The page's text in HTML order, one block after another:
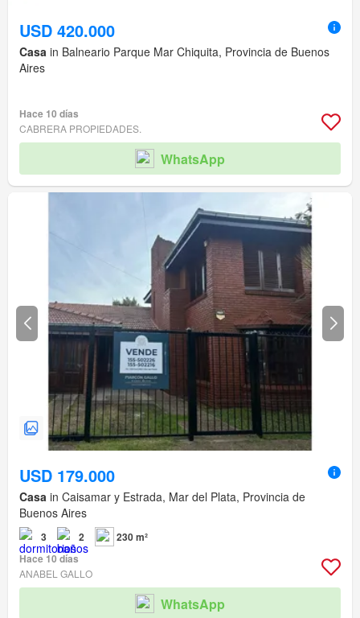
USD 420.000
Casa in Balneario Parque Mar Chiquita, Provincia de Buenos
Aires
Hace 10 días
CABRERA PROPIEDADES.
WhatsApp
USD 179.000
Casa in Caisamar y Estrada, Mar del Plata, Provincia de
Buenos Aires
3 2
230 m²
Hace 10 días
ANABEL GALLO
WhatsApp